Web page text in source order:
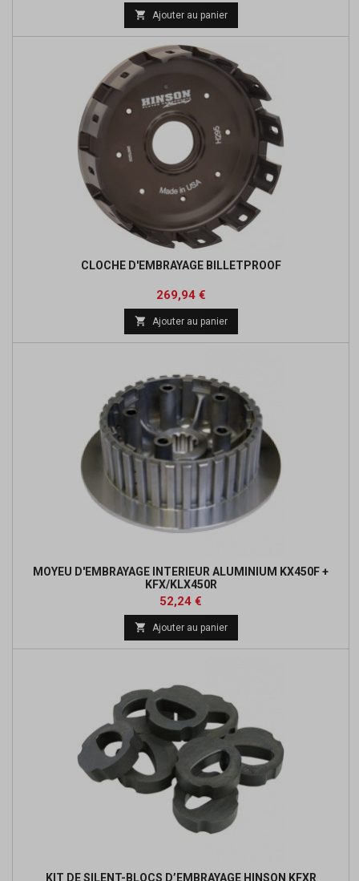
de
base
 Ajouter au panier
CLOCHE D'EMBRAYAGE BILLETPROOF
Prix
269,94 €Prix
de
base
 Ajouter au panier
MOYEU D'EMBRAYAGE INTERIEUR ALUMINIUM KX450F +
KFX/KLX450R
Prix
52,24 €
base
 Ajouter au panier
KIT DE SILENT-BLOCS D’EMBRAYAGE HINSON KFXR